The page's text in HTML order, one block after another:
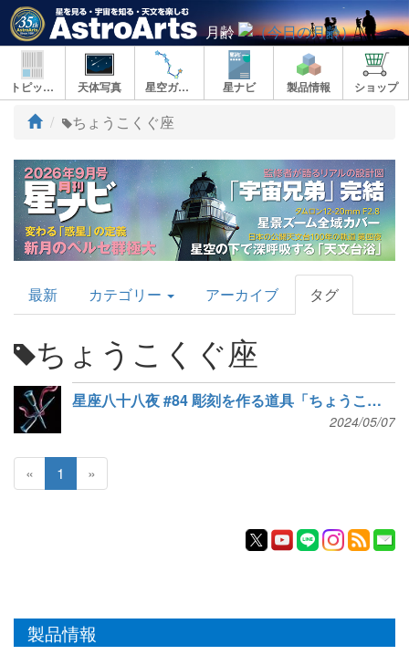
月齢
トピックス 天体写真 星空ガイド 星ナビ 製品情報 ショップ
ト
プ
ちょうこくぐ座
AstroArts
Topics
最新 カテゴリー アーカイブ タグ
ちょうこくぐ座
星座八十八夜 #84 彫刻を作る道具「ちょうこくぐ座」
2024/05/07
« 1 »
製品情報